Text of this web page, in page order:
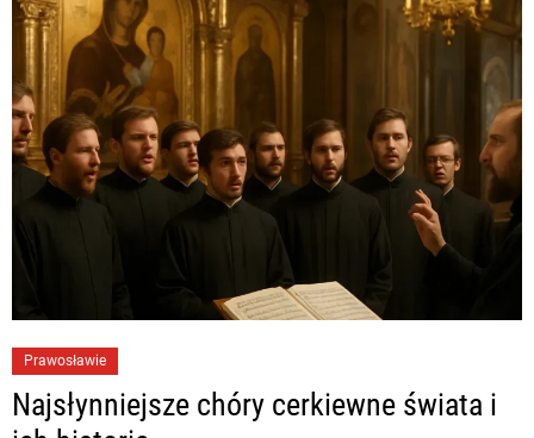
Prawosławie
Najsłynniejsze chóry cerkiewne świata i